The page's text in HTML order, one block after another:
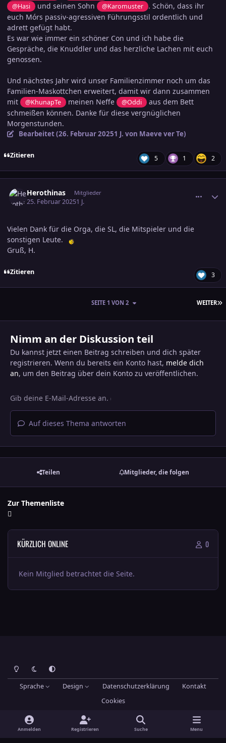
@Hasi und seinen Sohn @Karomuster
. Schön, dass ihr
euch Mórs passiv-agressiven Führungsstil ordentlich und
adrett gefügt habt.
Es war wie immer ein schöner Con und ich habe die
Gespräche, die Knuddler und das herzliche Lachen mit euch
genossen.
Und nächstes Jahr wird unser Familienzimmer noch um das
Familien-Maskottchen erweitert, damit wir dann zusammen
mit
@KhunapTe meinen Neffe @Oddi
aus dem Bett
schmeißen können. Danke für diese vergnüglichen
Morgenstunden.
Bearbeitet (26. Februar 20251 J. von Maeve ver Te)
Zitieren 5 1 2
Herothinas Mitglieder
25. Februar 20251 J.
Vielen Dank für die Orga, die SL, die Mitspieler und die
sonstigen Leute.
Gruß, H.
Zitieren 3
WEITER
SEITE 1 VON 2
Nimm an der Diskussion teil
Du kannst jetzt einen Beitrag schreiben und dich später
registrieren. Wenn du bereits ein Konto hast, melde dich
an, um den Beitrag über dein Konto zu veröffentlichen.
Auf dieses Thema antworten
Teilen Mitglieder, die folgen
Zur Themenliste
KÜRZLICH ONLINE 0
Kein Mitglied betrachtet die Seite.
Heller ModusDunkler ModusSystemeinstellung
Sprache Design Datenschutzerklärung
Kontakt
Cookies
Hans-Joachim Maier
Invision Community
Anmelden Registrieren Suche Menu